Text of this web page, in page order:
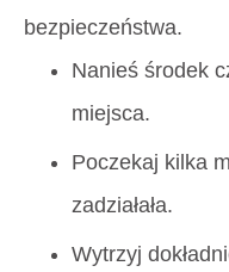
bezpieczeństwa.
Nanieś środek
miejsca.
Poczekaj kilka
zadziałała.
Wytrzyj